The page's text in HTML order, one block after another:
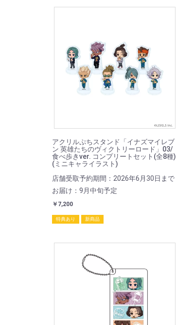
アクリルぷちスタンド「イナズマイレブ
ン 英雄たちのヴィクトリーロード」03/
食べ歩きver. コンプリートセット(全8種)
(ミニキャライラスト)
店舗受取予約期間：2026年6月30日まで
お届け：9月中旬予定
￥7,200
特典あり 新商品